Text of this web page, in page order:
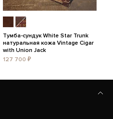
Тумба-сундук White Star Trunk
натуральная кожа Vintage Cigar
with Union Jack
127 700 ₽